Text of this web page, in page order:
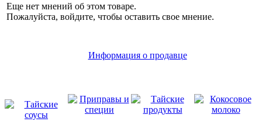
Еще нет мнений об этом товаре.
Пожалуйста, войдите, чтобы оставить свое мнение.
Информация о продавце